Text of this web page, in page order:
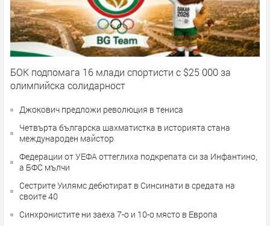
БОК подпомага 16 млади спортисти с $25 000 за
олимпийска солидарност
Джокович предложи революция в тениса
Четвърта българска шахматистка в историята стана
международен майстор
Федерации от УЕФА оттеглиха подкрепата си за Инфантино,
а БФС мълчи
Сестрите Уилямс дебютират в Синсинати в средата на
своите 40
Синхронистите ни заеха 7-о и 10-о място в Европа